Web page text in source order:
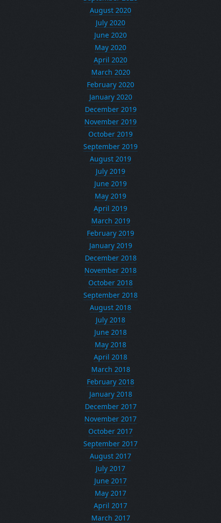
August 2020
July 2020
June 2020
May 2020
April 2020
March 2020
February 2020
January 2020
December 2019
November 2019
October 2019
September 2019
August 2019
July 2019
June 2019
May 2019
April 2019
March 2019
February 2019
January 2019
December 2018
November 2018
October 2018
September 2018
August 2018
July 2018
June 2018
May 2018
April 2018
March 2018
February 2018
January 2018
December 2017
November 2017
October 2017
September 2017
August 2017
July 2017
June 2017
May 2017
April 2017
March 2017